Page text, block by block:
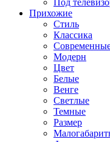
Под
Прихожие
Стиль
Классика
Модерн
Цвет
Белые
Венге
Светлые
Темные
Размер